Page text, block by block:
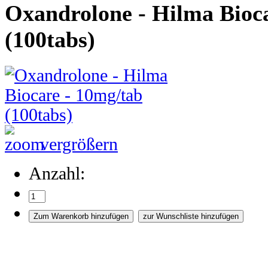
Oxandrolone - Hilma
(100tabs)
vergrößern
Anzahl: